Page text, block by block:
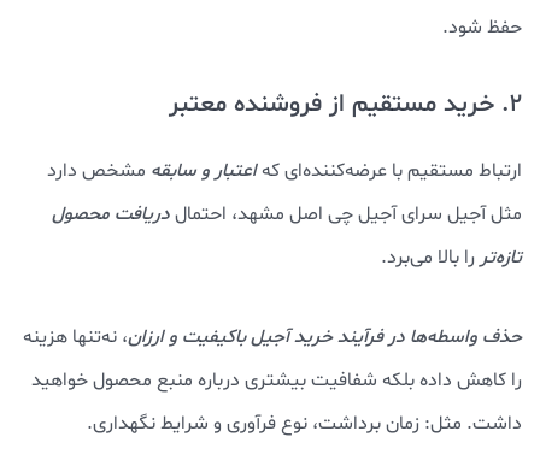
حفظ شود.
2. خرید مستقیم از فروشنده معتبر
ارتباط مستقیم با عرضه‌کننده‌ای کهاعتبار و سابقه مشخص دارد
مثل آجیل سرای آجیل چی اصل مشهد، احتمالدریافت محصول
تازه‌تر را بالا می‌برد.
حذف واسطه‌ها در فرآیند خرید آجیل باکیفیت و ارزان، نه‌تنها هزینه
را کاهش داده بلکه شفافیت بیشتری درباره منبع محصول خواهید
داشت. مثل: زمان برداشت، نوع فرآوری و شرایط نگهداری.